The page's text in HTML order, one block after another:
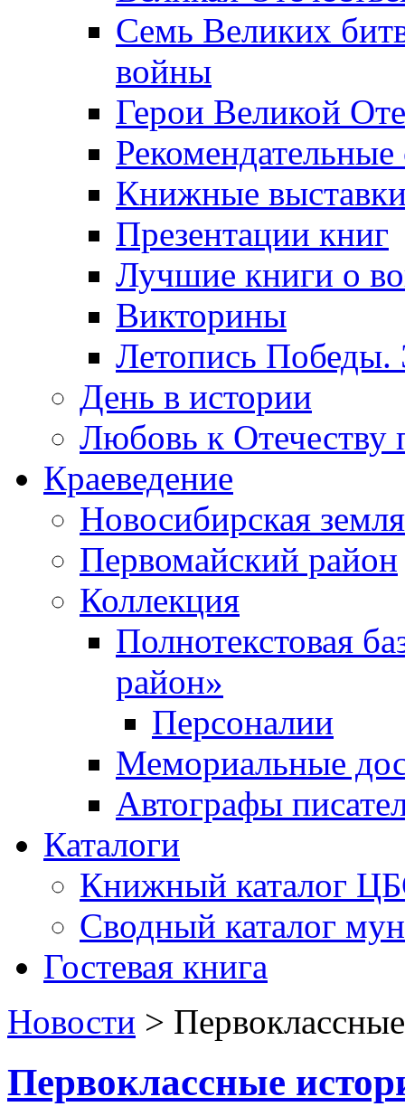
Семь Великих
войны
Герои Великой
Рекомендательные
Книжные
Презентации книг
Лучшие книги о
Викторины
Летопись Победы.
День в истории
Любовь к Отечеству
Краеведение
Новосибирская земля
Первомайский район
Коллекция
Полнотекстовая
район»
Персоналии
Мемориальные
Автографы
Каталоги
Книжный каталог
Сводный каталог
Гостевая книга
Новости >
Первоклассные